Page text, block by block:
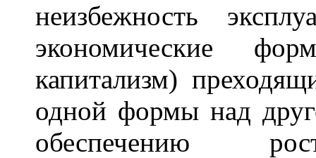
неизбежность
экономические
капитализм)
одной формы над
обеспечению